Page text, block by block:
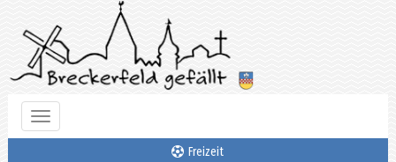
Toggle
navigation
Freizeit